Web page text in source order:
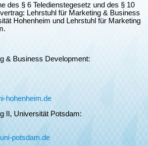
des § 6 Teledienstegesetz und des § 10
Lehrstuhl für Marketing & Business
Hohenheim und Lehrstuhl für Marketing
& Business Development:
hohenheim.de
II, Universität Potsdam:
potsdam.de